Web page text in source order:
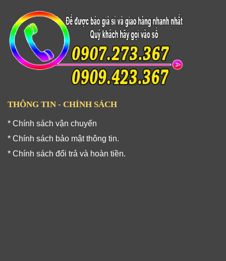
THÔNG TIN - CHÍNH SÁCH
* Chính sách vận chuyển
* Chính sách bảo mật thông tin.
* Chính sách đổi trả và hoàn tiền.